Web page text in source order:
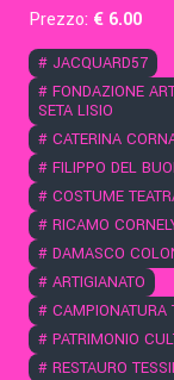
Prezzo: € 6.00
# JACQUARD57
# FONDAZIONE
SETA LISIO
# CATERINA
# FILIPPO DEL
# COSTUME
# RICAMO
# DAMASCO
# ARTIGIANATO
# CAMPIONATURA
# PATRIMONIO
# RESTAURO